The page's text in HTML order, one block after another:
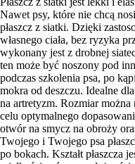
Nawet psy, które nie chcą
płaszcz z siatki. Dzięki
własnego ciała, bez ryzyka
wykonany jest z drobnej
ten może być noszony pod
podczas szkolenia psa, po
mokra od deszczu. Idealne
na artretyzm. Rozmiar
celu optymalnego
otwór na smycz na obroży
Twojego i Twojego psa
po bokach. Kształt płaszcza